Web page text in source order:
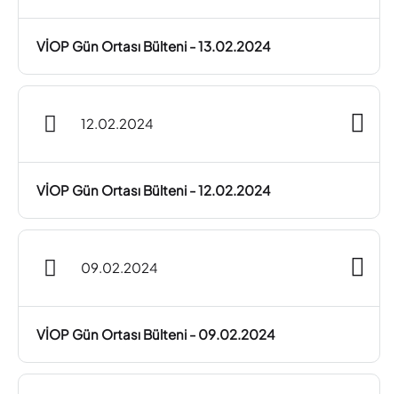
VİOP Gün Ortası Bülteni - 13.02.2024
12.02.2024
VİOP Gün Ortası Bülteni - 12.02.2024
09.02.2024
VİOP Gün Ortası Bülteni - 09.02.2024